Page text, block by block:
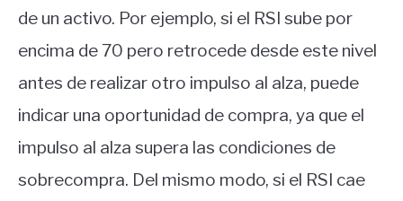
de un activo. Por ejemplo, si el RSI sube por
encima de 70 pero retrocede desde este nivel
antes de realizar otro impulso al alza, puede
indicar una oportunidad de compra, ya que el
impulso al alza supera las condiciones de
sobrecompra. Del mismo modo, si el RSI cae